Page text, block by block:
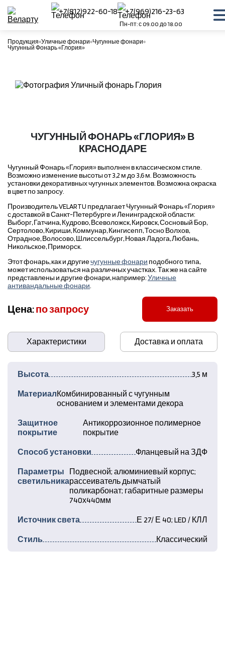
+7(812)922-60-18 +7(969)216-23-63
Пн-пт: с 09.00 до 18.00
Продукция Уличные фонари Чугунные фонари
Чугунный Фонарь «Глория»
ЧУГУННЫЙ ФОНАРЬ «ГЛОРИЯ» В
КРАСНОДАРЕ
Чугунный Фонарь «Глория» выполнен в классическом стиле.
Возможно изменение высоты от 3,2 м до 3,6 м. Возможность
установки декоративных чугунных элементов. Возможна окраска
в цвет по запросу.
Производитель VELARTU предлагает Чугунный Фонарь «Глория»
с доставкой в Санкт-Петербурге и Ленинградской области:
Выборг, Гатчина, Кудрово, Всеволожск, Кировск, Сосновый Бор,
Сертолово, Кириши, Коммунар, Кингисепп, Тосно Волхов,
Отрадное, Волосово, Шлиссельбург, Новая Ладога, Любань,
Никольское, Приморск.
Этот фонарь, как и другиечугунные фонари подобного типа,
может использоваться на различных участках. Так же на сайте
представлены и другие фонари, например:Уличные
антивандальные фонари
Цена:по запросу Заказать
Характеристики Доставка и оплата
Высота 3,5 м
МатериалКомбинированный с чугунным
основанием и элементами декора
Защитное
покрытие
Антикоррозионное полимерное
покрытие
Способ установки Фланцевый на ЗДФ
Параметры
светильника
Подвесной; алюминиевый корпус;
рассеиватель дымчатый
поликарбонат; габаритные размеры
740х440мм
Источник света Е 27/ Е 40; LED / КЛЛ
Стиль Классический